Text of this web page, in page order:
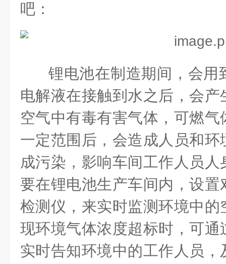
吧：
锂电池在制造期间，会用
电解液在接触到水之后，会
空气中有毒有害气体，可燃
一定范围后，会造成人员和
成污染，影响车间工作人员
要在锂电池生产车间内，设
检测仪，来实时监测环境中
现环境气体浓度超标时，可
实时告知环境中的工作人员